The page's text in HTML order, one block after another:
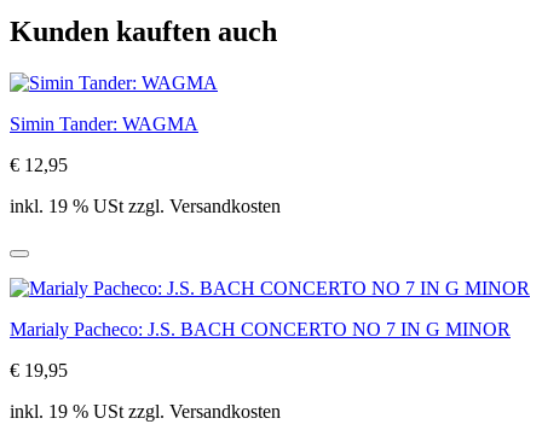
Kunden kauften auch
Simin Tander: WAGMA
€ 12,95
inkl. 19 % USt zzgl. Versandkosten
Marialy Pacheco: J.S. BACH CONCERTO NO 7 IN G MINOR
€ 19,95
inkl. 19 % USt zzgl. Versandkosten